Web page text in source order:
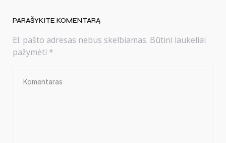
PARAŠYKITE KOMENTARĄ
El. pašto adresas nebus skelbiamas. Būtini laukeliai
pažymėti *